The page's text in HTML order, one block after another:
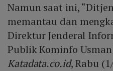
Namun saat ini,
memantau dan
Direktur Jenderal
Publik Kominfo
Katadata.co.id, Rabu